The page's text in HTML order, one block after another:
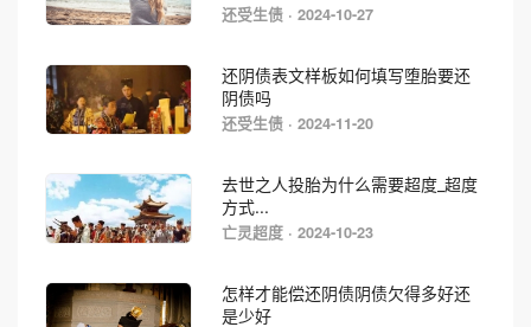
还受生债 · 2024-10-27
还阴债表文样板如何填写堕胎要还
阴债吗
还受生债 · 2024-11-20
去世之人投胎为什么需要超度_超度
方式...
亡灵超度 · 2024-10-23
怎样才能偿还阴债阴债欠得多好还
是少好